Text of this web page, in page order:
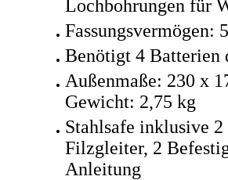
Lochbohrungen für
Fassungsvermögen:
Benötigt 4 Batterien
Außenmaße: 230 x
Gewicht: 2,75 kg
Stahlsafe inklusive
Filzgleiter, 2
Anleitung